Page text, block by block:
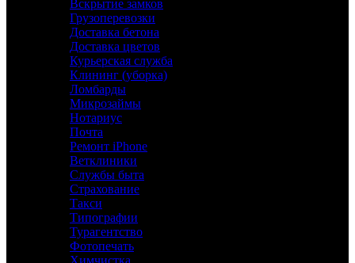
Вскрытие замков
Грузоперевозки
Доставка бетона
Доставка цветов
Курьерская служба
Клининг (уборка)
Ломбарды
Микрозаймы
Нотариус
Почта
Ремонт iPhone
Ветклиники
Службы быта
Страхование
Такси
Типографии
Турагентство
Фотопечать
Химчистка